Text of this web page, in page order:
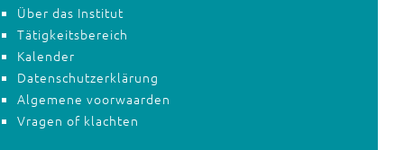
Über das Institut
Tätigkeitsbereich
Kalender
Datenschutzerklärung
Algemene voorwaarden
Vragen of klachten